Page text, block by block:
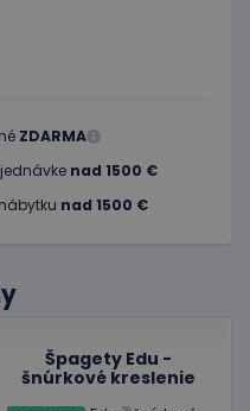
ZDARMA
nad 1500 €
nad 1500 €
Špagety Edu -
šnúrkové kreslenie